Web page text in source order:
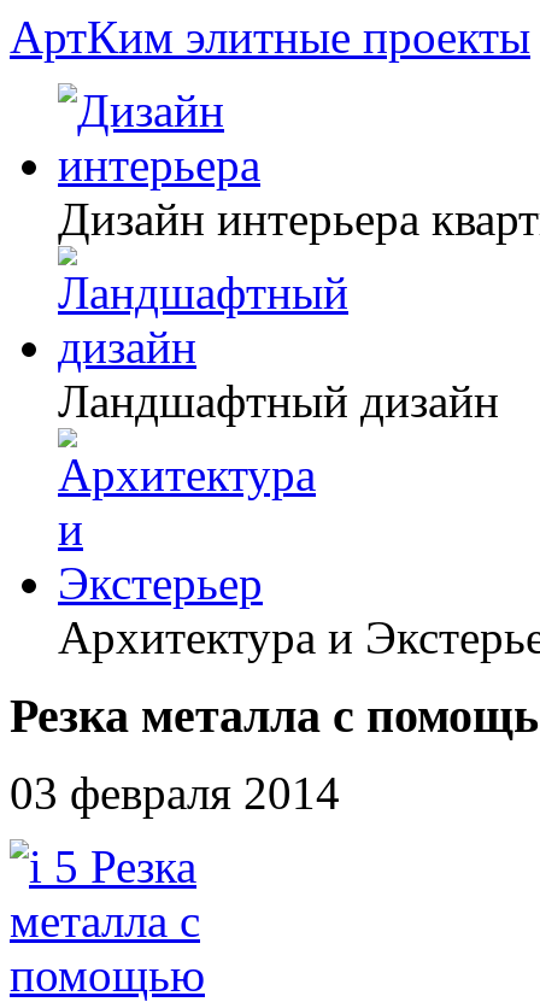
АртКим элитные проекты
Дизайн интерьера
Ландшафтный дизайн
Архитектура и
Резка металла с
03 февраля 2014